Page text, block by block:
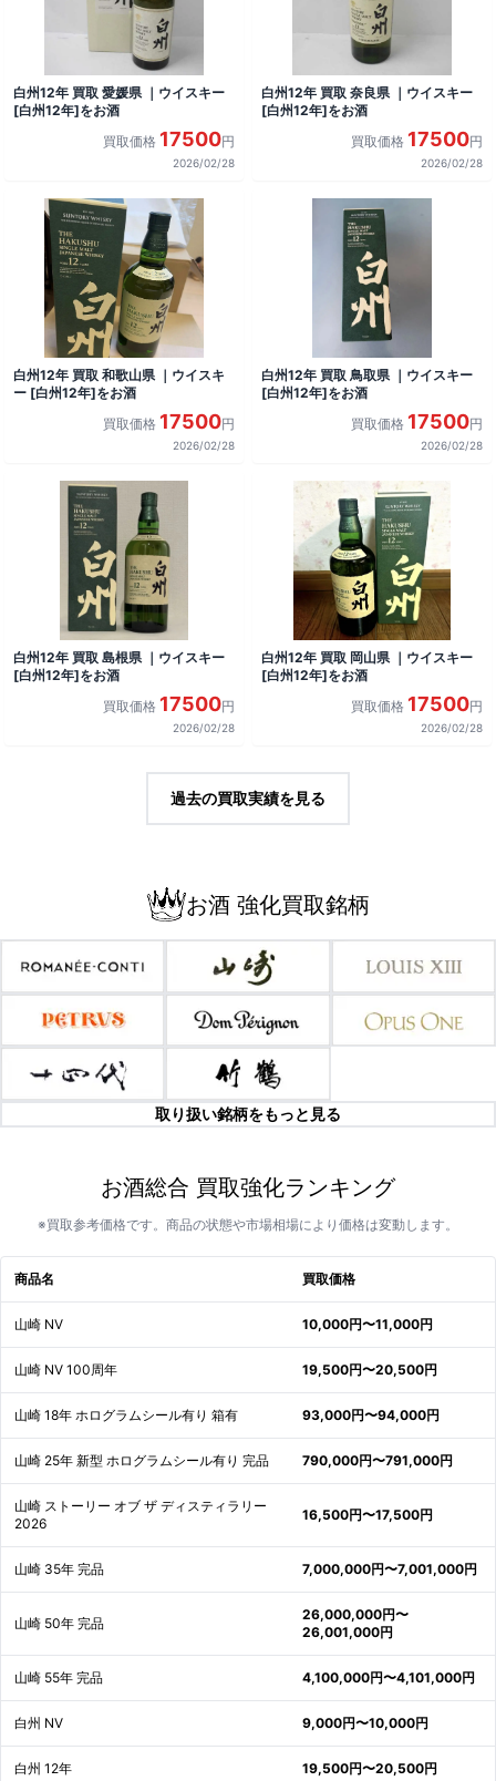
白州12年 買取 愛媛県 ｜ウイスキー
[白州12年]をお酒
買取価格 17500円
2026/02/28
白州12年 買取 奈良県 ｜ウイスキー
[白州12年]をお酒
買取価格 17500円
2026/02/28
白州12年 買取 和歌山県 ｜ウイスキ
ー [白州12年]をお酒
買取価格 17500円
2026/02/28
白州12年 買取 鳥取県 ｜ウイスキー
[白州12年]をお酒
買取価格 17500円
2026/02/28
白州12年 買取 島根県 ｜ウイスキー
[白州12年]をお酒
買取価格 17500円
2026/02/28
白州12年 買取 岡山県 ｜ウイスキー
[白州12年]をお酒
買取価格 17500円
2026/02/28
過去の買取実績を見る
お酒 強化買取銘柄
取り扱い銘柄をもっと見る
お酒総合 買取強化ランキング
※買取参考価格です。商品の状態や市場相場により価格は変動します。
商品名 買取価格
山崎 NV 10,000円〜11,000円
山崎 NV 100周年 19,500円〜20,500円
山崎 18年 ホログラムシール有り 箱有 93,000円〜94,000円
山崎 25年 新型 ホログラムシール有り 完品 790,000円〜791,000円
山崎 ストーリー オブ ザ ディスティラリー
2026
16,500円〜17,500円
山崎 35年 完品 7,000,000円〜7,001,000円
山崎 50年 完品
26,000,000円〜
26,001,000円
山崎 55年 完品 4,100,000円〜4,101,000円
白州 NV 9,000円〜10,000円
白州 12年 19,500円〜20,500円